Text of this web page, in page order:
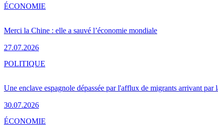
Merci la Chine : elle a sauvé l’économie mondiale
27.07.2026
ÉCONOMIE
Une enclave espagnole dépassée par l'afflux de migrants arrivant par
30.07.2026
POLITIQUE
ÉCONOMIE